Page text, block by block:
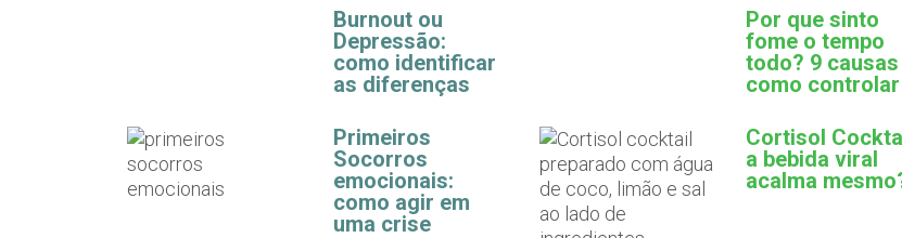
Burnout ou
Depressão:
como identificar
as diferenças
Primeiros
Socorros
emocionais:
como agir em
uma crise
Por que sinto
fome o tempo
todo? 9
como controlar
Cortisol
a bebida viral
acalma